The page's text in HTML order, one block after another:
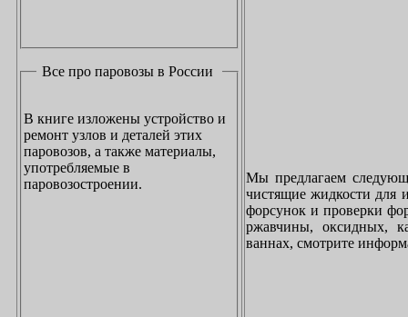
Все про паровозы в России
В книге изложены устройство и
ремонт узлов и деталей этих
паровозов, а также материалы,
употребляемые в
паровозостроении.
Мы предлагаем
чистящие жидкости для
форсунок и проверки
ржавчины, оксидных,
ваннах, смотрите